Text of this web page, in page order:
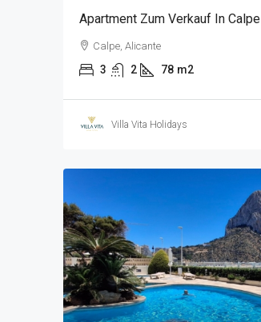
Apartment Zum Verkauf In Calpe
Calpe, Alicante
3 2 78 m2
Villa Vita Holidays